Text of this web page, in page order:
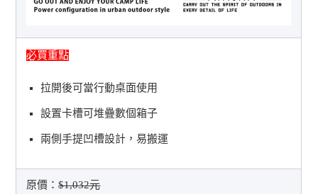
必買重點
拉開後可當行動桌面使用
設置卡槽可堆疊數個箱子
兩側手提凹槽設計，易搬運
原價：$1,032元